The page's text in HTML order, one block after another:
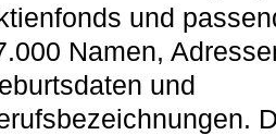
und
Namen,
und